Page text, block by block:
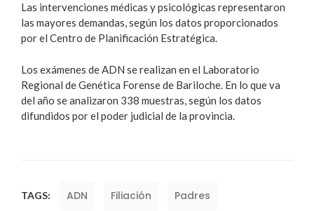
Las intervenciones médicas y psicológicas representaron
las mayores demandas, según los datos proporcionados
por el Centro de Planificación Estratégica.
Los exámenes de ADN se realizan en el Laboratorio
Regional de Genética Forense de Bariloche. En lo que va
del año se analizaron 338 muestras, según los datos
difundidos por el poder judicial de la provincia.
TAGS: ADN Filiación Padres